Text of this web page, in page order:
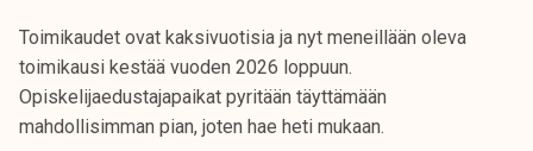
Toimikaudet ovat kaksivuotisia ja nyt meneillään oleva
toimikausi kestää vuoden 2026 loppuun.
Opiskelijaedustajapaikat pyritään täyttämään
mahdollisimman pian, joten hae heti mukaan.